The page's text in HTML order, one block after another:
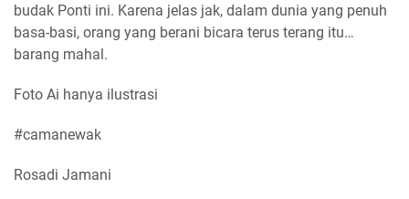
budak Ponti ini. Karena jelas jak, dalam dunia yang penuh
basa-basi, orang yang berani bicara terus terang itu…
barang mahal.
Foto Ai hanya ilustrasi
#camanewak
Rosadi Jamani